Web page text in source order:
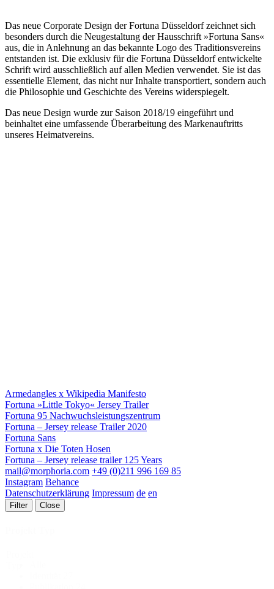
Das neue Corporate Design der Fortuna Düsseldorf zeichnet sich
besonders durch die Neugestaltung der Hausschrift »Fortuna Sans«
aus, die in Anlehnung an das bekannte Logo des Traditionsvereins
entstanden ist. Die exklusiv für die Fortuna Düsseldorf entwickelte
Schrift wird ausschließlich auf allen Medien verwendet. Sie ist das
essentielle Element, das nicht nur Inhalte transportiert, sondern auch
die Philosophie und Geschichte des Vereins widerspiegelt.
Das neue Design wurde zur Saison 2018/19 eingeführt und
beinhaltet eine umfassende Überarbeitung des Markenauftritts
unseres Heimatvereins.
Armedangles x Wikipedia Manifesto
Fortuna »Little Tokyo« Jersey Trailer
Fortuna 95 Nachwuchsleistungszentrum
Fortuna – Jersey release Trailer 2020
Fortuna Sans
Fortuna x Die Toten Hosen
Fortuna – Jersey release trailer 125 Years
mail@morphoria.com +49 (0)211 996 169 85
Instagram Behance
Datenschutzerklärung Impressum de en
Filter Close